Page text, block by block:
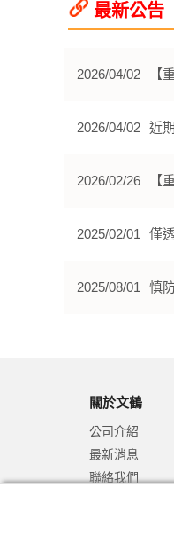
最新公告
2026/04/02 【
2026/04/02 近
2026/02/26 【
2025/02/01 僅
2025/08/01 慎
關於文鶴
公司介紹
最新消息
聯絡我們